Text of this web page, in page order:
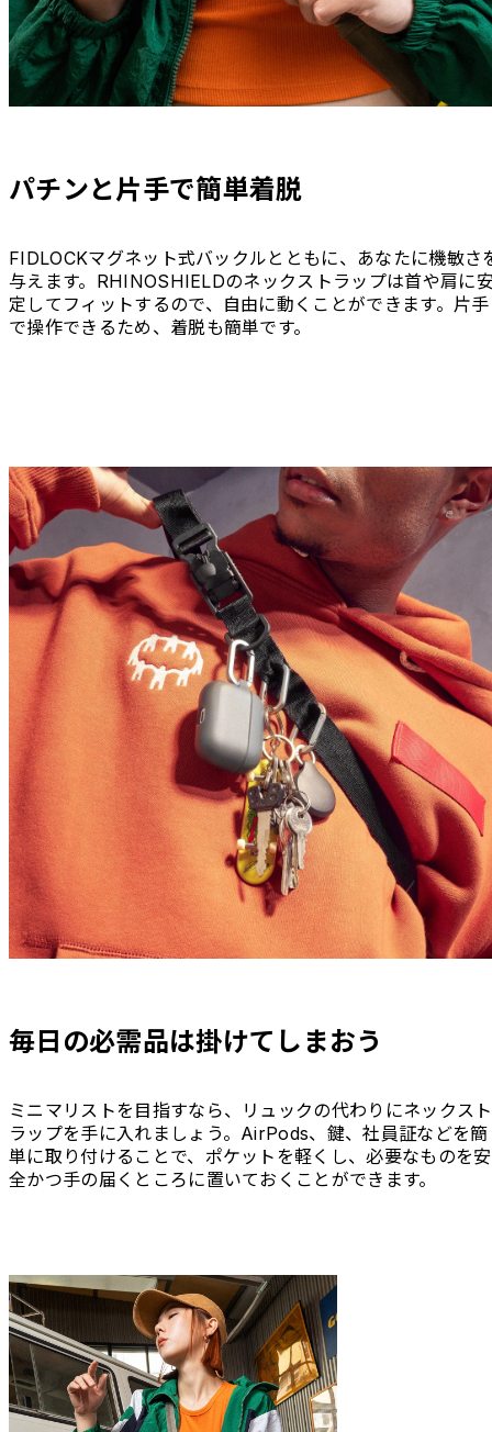
パチンと片手で簡単着脱
FIDLOCKマグネット式バックルとともに、あなたに機敏さ
与えます。RHINOSHIELDのネックストラップは首や肩に
定してフィットするので、自由に動くことができます。片手
で操作できるため、着脱も簡単です。
毎日の必需品は掛けてしまおう
ミニマリストを目指すなら、リュックの代わりにネックスト
ラップを手に入れましょう。AirPods、鍵、社員証などを簡
単に取り付けることで、ポケットを軽くし、必要なものを安
全かつ手の届くところに置いておくことができます。